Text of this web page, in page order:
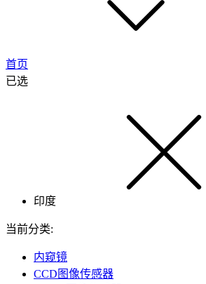
首页
已选
印度
当前分类:
内窥镜
CCD图像传感器